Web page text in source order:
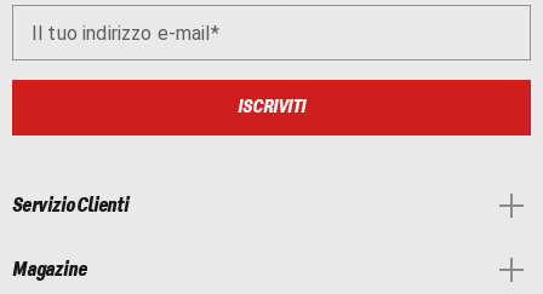
Il tuo indirizzo e-mail
ISCRIVITI
Servizio Clienti
Magazine